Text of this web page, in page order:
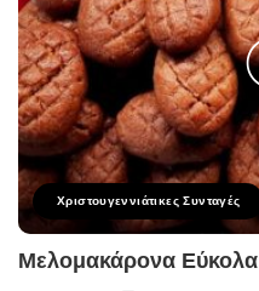
Χριστουγεννιάτικες Συνταγές
Μελομακάρονα Εύκολα